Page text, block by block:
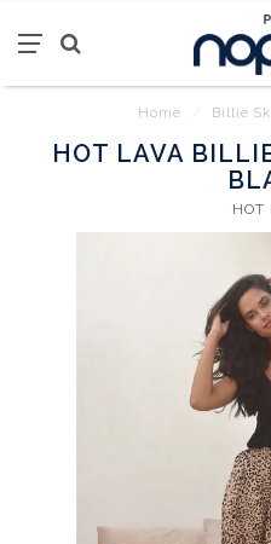
Home Billie
HOT LAVA
HOT